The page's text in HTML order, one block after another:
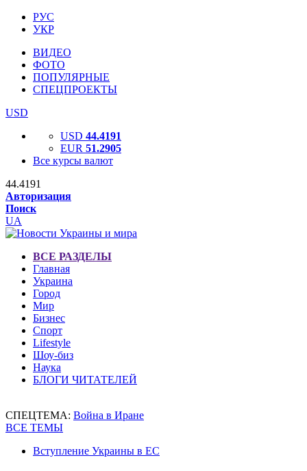
РУС
УКР
ВИДЕО
ФОТО
ПОПУЛЯРНЫЕ
СПЕЦПРОЕКТЫ
USD
USD 44.4191
EUR 51.2905
Все курсы валют
44.4191
Авторизация
Поиск
UA
ВСЕ РАЗДЕЛЫ
Главная
Украина
Город
Мир
Бизнес
Спорт
Lifestyle
Шоу-биз
Наука
БЛОГИ ЧИТАТЕЛЕЙ
СПЕЦТЕМА: Война в Иране
ВСЕ ТЕМЫ
Вступление Украины в ЕС